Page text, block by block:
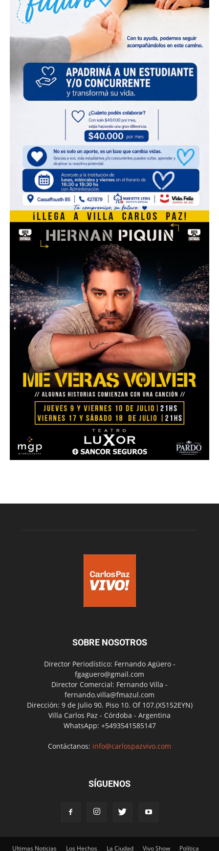
SOBRE NOSOTROS
Director Periodístico: Fernando Agüero -
fgaguero@gmail.com
Director Comercial: Fernando Villa -
fernando.villa@fmazul.com
Dirección: 9 de Julio 90. Piso 10. Of 107.(X5152EYN)
Villa Carlos Paz - Córdoba - Argentina
WhatsApp: +5493541585147
Contáctanos: info@carlospazvivo.com
SÍGUENOS
Ultimas Noticias Los Hechos La Ciudad Vivo Show Política